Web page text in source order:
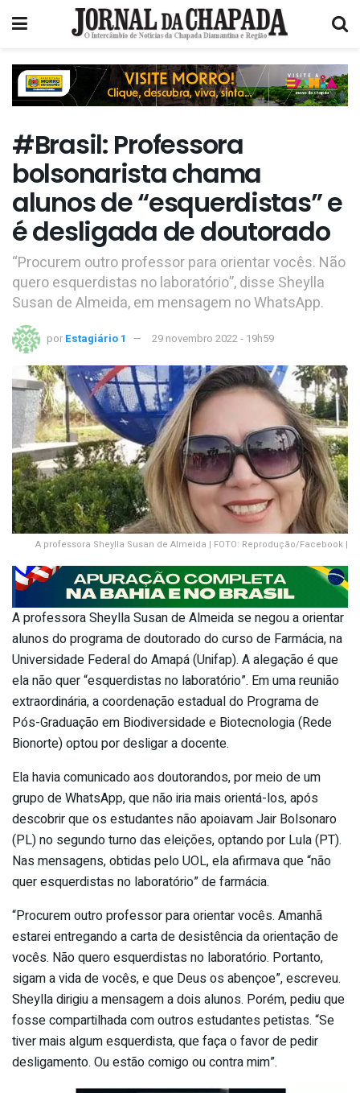
#Brasil: Professora
bolsonarista chama
alunos de “esquerdistas” e
é desligada de doutorado
“Procurem outro professor para orientar vocês. Não
quero esquerdistas no laboratório”, disse Sheylla
Susan de Almeida, em mensagem no WhatsApp.
por Estagiário 1 29 novembro 2022 - 19h59
A professora Sheylla Susan de Almeida | FOTO: Reprodução/Facebook |
A professora Sheylla Susan de Almeida se negou a orientar
alunos do programa de doutorado do curso de Farmácia, na
Universidade Federal do Amapá (Unifap). A alegação é que
ela não quer “esquerdistas no laboratório”. Em uma reunião
extraordinária, a coordenação estadual do Programa de
Pós-Graduação em Biodiversidade e Biotecnologia (Rede
Bionorte) optou por desligar a docente.
Ela havia comunicado aos doutorandos, por meio de um
grupo de WhatsApp, que não iria mais orientá-los, após
descobrir que os estudantes não apoiavam Jair Bolsonaro
(PL) no segundo turno das eleições, optando por Lula (PT).
Nas mensagens, obtidas pelo UOL, ela afirmava que “não
quer esquerdistas no laboratório” de farmácia.
“Procurem outro professor para orientar vocês. Amanhã
estarei entregando a carta de desistência da orientação de
vocês. Não quero esquerdistas no laboratório. Portanto,
sigam a vida de vocês, e que Deus os abençoe”, escreveu.
Sheylla dirigiu a mensagem a dois alunos. Porém, pediu que
fosse compartilhada com outros estudantes petistas. “Se
tiver mais algum esquerdista, que faça o favor de pedir
desligamento. Ou estão comigo ou contra mim”.